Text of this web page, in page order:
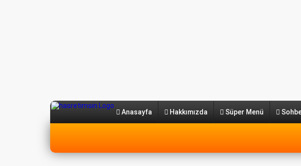
Anasayfa Hakkımızda Süper Menü